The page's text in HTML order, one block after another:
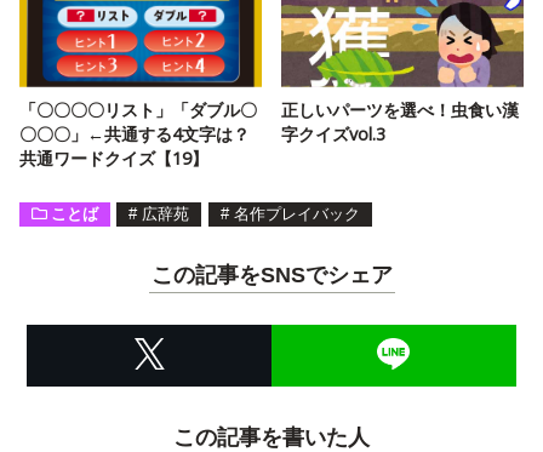
「〇〇〇〇リスト」「ダブル〇
〇〇〇」←共通する4文字は？
共通ワードクイズ【19】
正しいパーツを選べ！虫食い漢
字クイズvol.3
ことば # 広辞苑 # 名作プレイバック
この記事をSNSでシェア
この記事を書いた人